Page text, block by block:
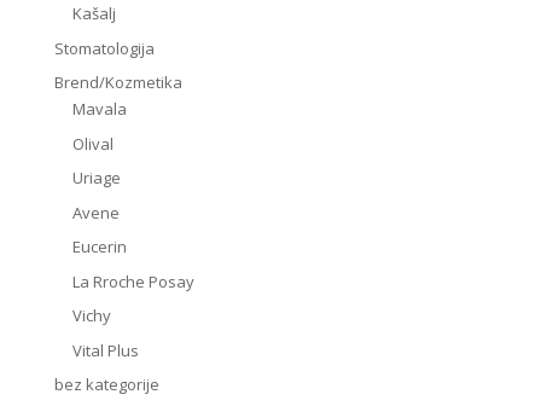
Kašalj
Stomatologija
Brend/Kozmetika
Mavala
Olival
Uriage
Avene
Eucerin
La Rroche Posay
Vichy
Vital Plus
bez kategorije